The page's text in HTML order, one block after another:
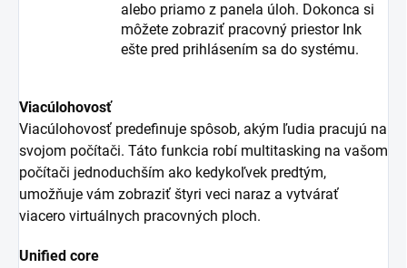
alebo priamo z panela úloh. Dokonca si
môžete zobraziť pracovný priestor Ink
ešte pred prihlásením sa do systému.
Viacúlohovosť
Viacúlohovosť predefinuje spôsob, akým ľudia pracujú na
svojom počítači. Táto funkcia robí multitasking na vašom
počítači jednoduchším ako kedykoľvek predtým,
umožňuje vám zobraziť štyri veci naraz a vytvárať
viacero virtuálnych pracovných ploch.
Unified core